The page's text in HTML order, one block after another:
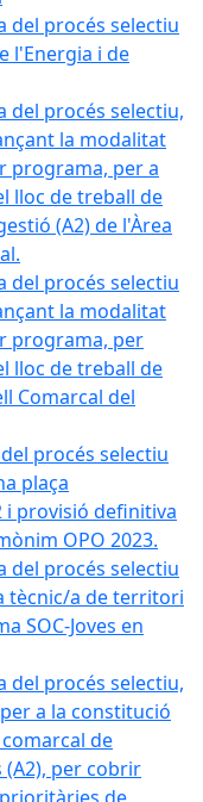
del procés selectiu
l'Energia i de
del procés selectiu,
la modalitat
programa, per a
lloc de treball de
(A2) de l'Àrea
del procés selectiu
la modalitat
programa, per
lloc de treball de
Comarcal del
procés selectiu
plaça
i provisió definitiva
OPO 2023.
del procés selectiu
tècnic/a de territori
SOC-Joves en
del procés selectiu,
a la constitució
de
per cobrir